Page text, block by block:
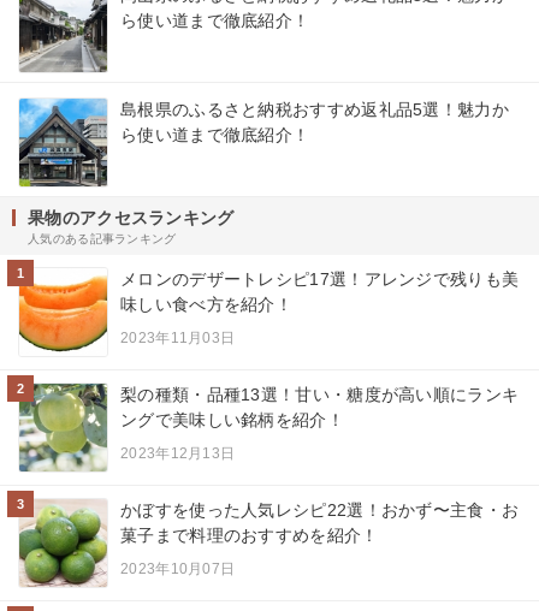
ら使い道まで徹底紹介！
島根県のふるさと納税おすすめ返礼品5選！魅力か
ら使い道まで徹底紹介！
果物のアクセスランキング
人気のある記事ランキング
1
メロンのデザートレシピ17選！アレンジで残りも美
味しい食べ方を紹介！
2023年11月03日
2
梨の種類・品種13選！甘い・糖度が高い順にランキ
ングで美味しい銘柄を紹介！
2023年12月13日
3
かぼすを使った人気レシピ22選！おかず〜主食・お
菓子まで料理のおすすめを紹介！
2023年10月07日